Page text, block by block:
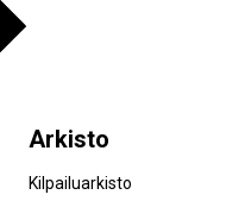
Arkisto
Kilpailuarkisto